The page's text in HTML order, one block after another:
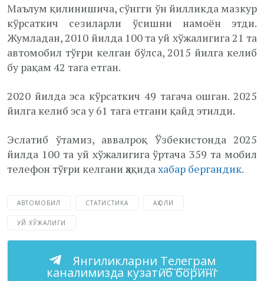
Маълум қилинишича, сўнгги ўн йилликда мазкур
кўрсаткич сезиларли ўсишни намоён этди.
Жумладан, 2010 йилда 100 та уй хўжалигига 21 та
автомобил тўғри келган бўлса, 2015 йилга келиб
бу рақам 42 тага етган.
2020 йилда эса кўрсаткич 49 тагача ошган. 2025
йилга келиб эса у 61 тага етгани қайд этилди.
Эслатиб ўтамиз, аввалроқ Ўзбекистонда 2025
йилда 100 та уй хўжалигига ўртача 359 та мобил
телефон тўғри келгани ҳақидахабар бергандик.
АВТОМОБИЛ СТАТИСТИКА АҲОЛИ
УЙ ХЎЖАЛИГИ
Янгиликларни Телеграм
каналимизда кузатиб боринг